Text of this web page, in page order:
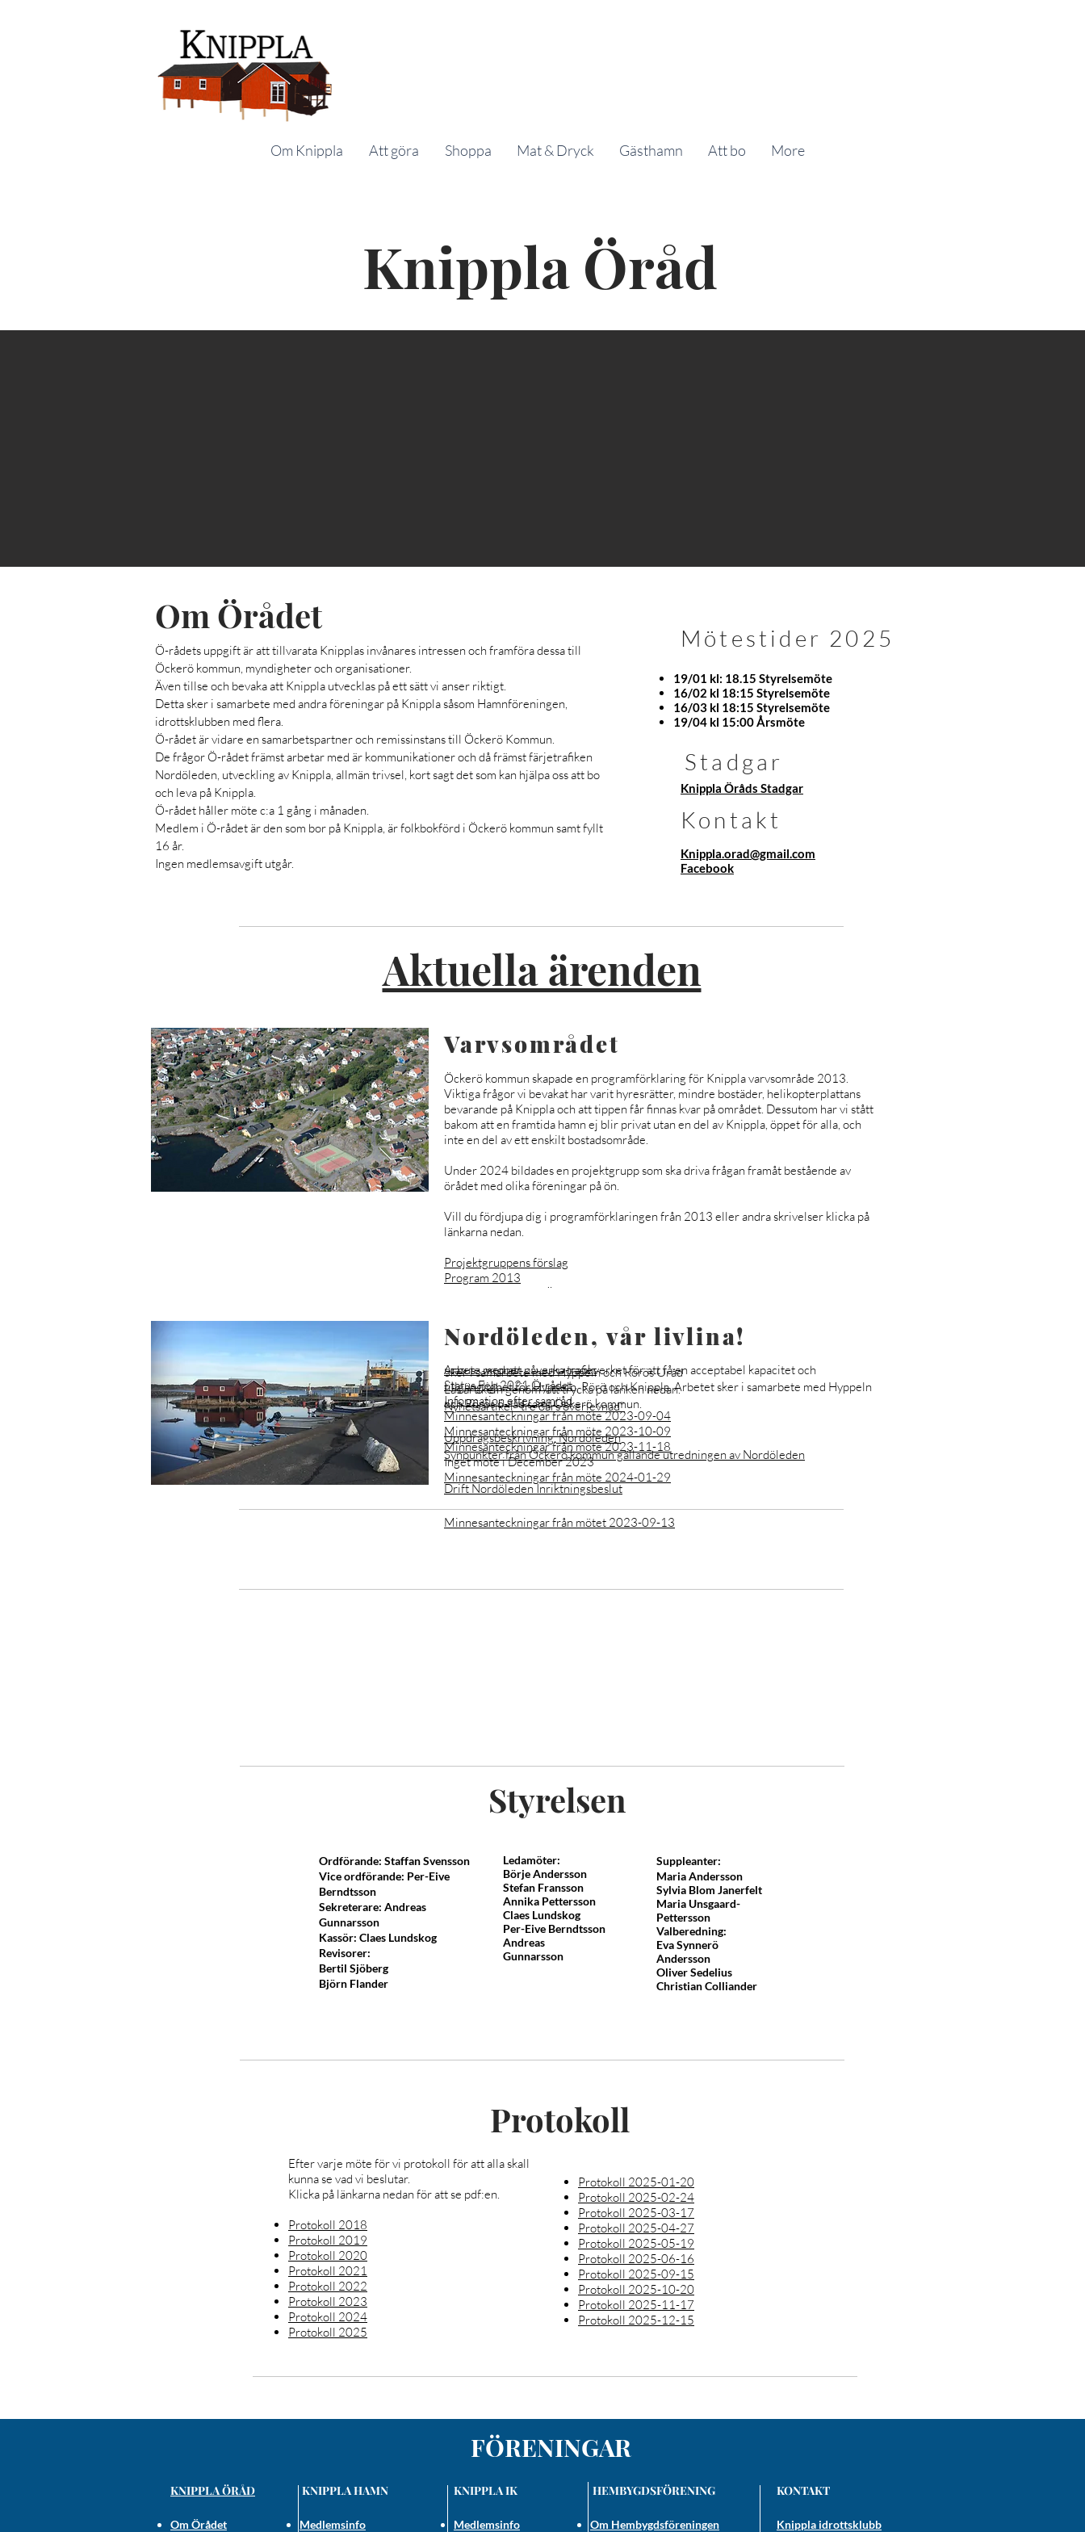
Om Knippla Att göra Shoppa Mat & Dryck Gästhamn Att bo More
Knippla Öråd
Om Örådet
Ö-rådets uppgift är att tillvarata Knipplas invånares intressen och framföra dessa till
Öckerö kommun, myndigheter och organisationer.
Även tillse och bevaka att Knippla utvecklas på ett sätt vi anser riktigt.
Detta sker i samarbete med andra föreningar på Knippla såsom Hamnföreningen,
idrottsklubben med flera.
Ö-rådet är vidare en samarbetspartner och remissinstans till Öckerö Kommun.
De frågor Ö-rådet främst arbetar med är kommunikationer och då främst färjetrafiken
Nordöleden, utveckling av Knippla, allmän trivsel, kort sagt det som kan hjälpa oss att bo
och leva på Knippla.
Ö-rådet håller möte c:a 1 gång i månaden.
Medlem i Ö-rådet är den som bor på Knippla, är folkbokförd i Öckerö kommun samtfyllt
16 år.
Ingen medlemsavgift utgår.
19/01 kl: 18.15 Styrelsemöte
16/02 kl 18:15 Styrelsemöte
16/03 kl 18:15 Styrelsemöte
19/04 kl 15:00 Årsmöte
Mötestider 2025
Stadgar
Knippla Öråds Stadgar
Kontakt
Knippla.orad@gmail.com
Facebook
Aktuella ärenden
Varvsområdet
Öckerö kommun skapade en programförklaring för Knippla varvsområde 2013.
Viktiga frågor vi bevakat har varit hyresrätter, mindre bostäder, helikopterplattans
bevarande på Knippla och att tippen får finnas kvar på området. Dessutom har vi stått
bakom att en framtida hamn ej blir privat utan en del av Knippla, öppet för alla, och
inte en del av ett enskilt bostadsområde.
Under 2024 bildades en projektgrupp som ska driva frågan framåt bestående av
örådet med olika föreningar på ön.
Vill du fördjupa dig i programförklaringen från 2013 eller andra skrivelser klicka på
länkarna nedan.
Projektgruppens förslag
Program 2013
Remissvar Knippla -Öråd
Programsamråd Öckerö kommun summering
Programsamråd Knippla föreningar svar
Status Oktober 2020 Ö-rådet
Status Feb 2021 Ö-rådet
Information efter samråd
Minnesanteckningar från möte 2023-09-04
Minnesanteckningar från möte 2023-10-09
Minnesanteckningar från möte 2023-11-18
Inget möte i December 2023
Minnesanteckningar från möte 2024-01-29
Tre öars Överlevnad
Sker i samarbete med Hyppeln och Rörös Öråd
Läs artikeln genom att trycka på länken nedan.
Nyhetsartikel "tre öars överlevnad"
Nordöleden, vår livlina!
Arbete med att påverka trafikverket för att få en acceptabel kapacitet och
tillgänglighet för Hyppeln, Rörö och Knippla. Arbetet sker i samarbete med Hyppeln
och Rörös ö-råd samt Öckerö kommun.
Uppdragsbeskrivning, Nordöleden
Synpunkter från Öckerö kommun gällande utredningen av Nordöleden
Drift Nordöleden Inriktningsbeslut
Minnesanteckningar från mötet 2023-09-13
Styrelsen
Ordförande: Staffan Svensson
Vice ordförande: Per-Eive
Berndtsson
Sekreterare: Andreas
Gunnarsson
Kassör: Claes Lundskog
Revisorer:
Bertil Sjöberg
Björn Flander
Ledamöter:
Börje Andersson
Stefan Fransson
Annika Pettersson
Claes Lundskog
Per-Eive Berndtsson
Andreas
Gunnarsson
Suppleanter:
Maria Andersson
Sylvia Blom Janerfelt
Maria Unsgaard-
Pettersson
Valberedning:
Eva Synnerö
Andersson
Oliver Sedelius
Christian Colliander
Protokoll
Efter varje möte för vi protokoll för att alla skall
kunna se vad vi beslutar.
Klicka på länkarna nedan för att se pdf:en.
Protokoll 2018
Protokoll 2019
Protokoll 2020
Protokoll 2021
Protokoll 2022
Protokoll 2023
Protokoll 2024
Protokoll 2025
Protokoll 2025-01-20
Protokoll 2025-02-24
Protokoll 2025-03-17
Protokoll 2025-04-27
Protokoll 2025-05-19
Protokoll 2025-06-16
Protokoll 2025-09-15
Protokoll 2025-10-20
Protokoll 2025-11-17
Protokoll 2025-12-15
KNIPPLA ÖRÅD
Om Örådet
KNIPPLA HAMN
Medlemsinfo
KNIPPLA IK
Medlemsinfo
HEMBYGDSFÖRENING
Om Hembygdsföreningen
KONTAKT
Knippla idrottsklubb
FÖRENINGAR